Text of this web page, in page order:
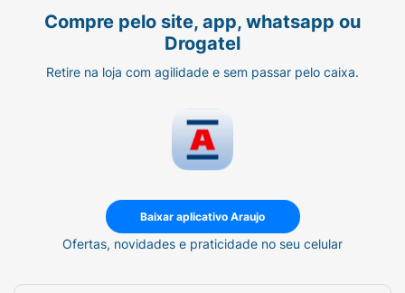
Compre pelo site, app, whatsapp ou
Drogatel
Retire na loja com agilidade e sem passar pelo caixa.
Baixar aplicativo Araujo
Ofertas, novidades e praticidade no seu celular